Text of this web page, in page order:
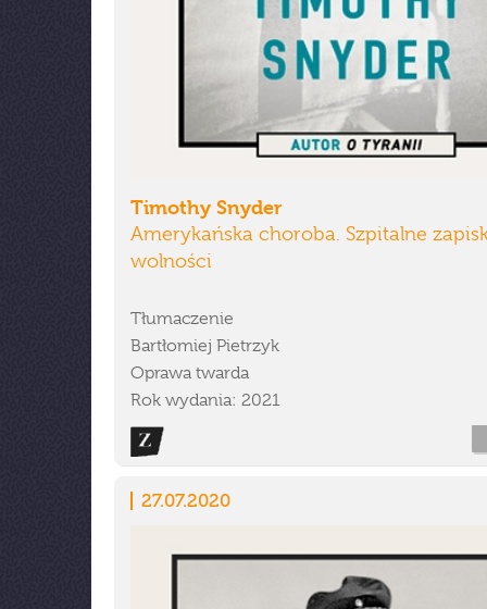
Timothy Snyder
Amerykańska choroba. Szpitalne
wolności
Tłumaczenie
Bartłomiej Pietrzyk
Oprawa twarda
Rok wydania: 2021
27.07.2020